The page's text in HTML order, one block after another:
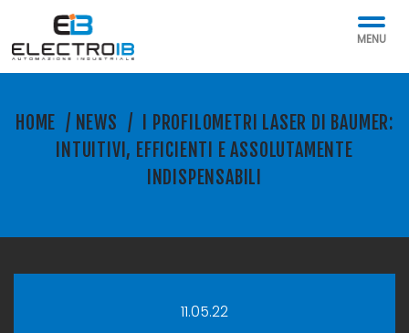
MENU
HOME / NEWS /
I PROFILOMETRI LASER DI BAUMER:
INTUITIVI, EFFICIENTI E ASSOLUTAMENTE
INDISPENSABILI
11.05.22